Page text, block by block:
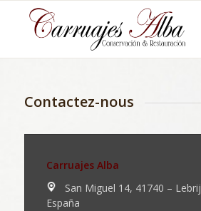
Contactez-nous
Carruajes Alba
San Miguel 14, 41740 –
España